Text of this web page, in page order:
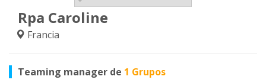
Rpa Caroline
Francia
Teaming manager de 1 Grupos